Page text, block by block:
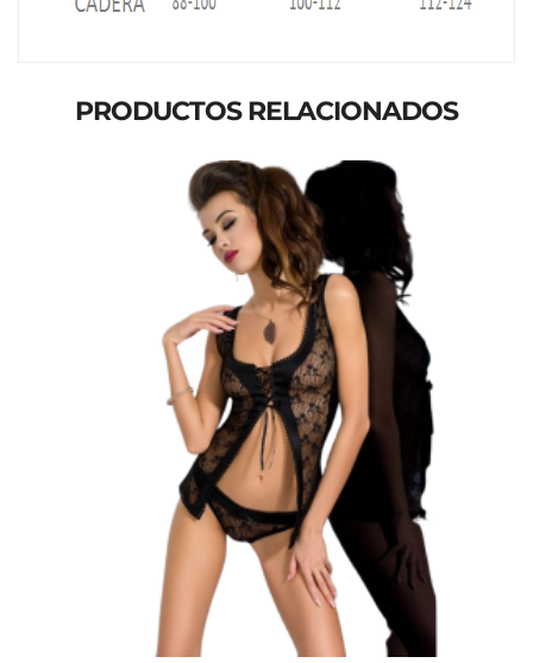
PRODUCTOS RELACIONADOS